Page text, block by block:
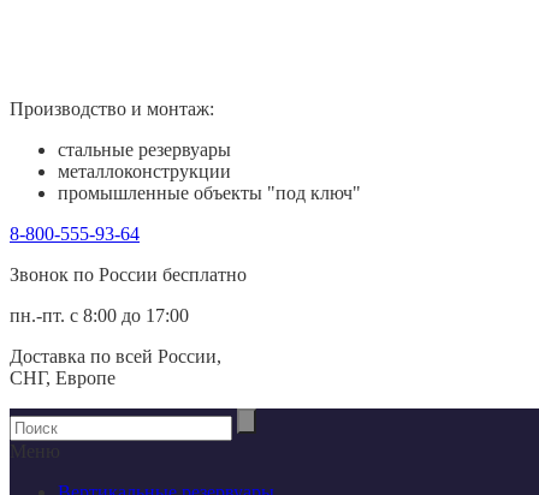
Производство и монтаж:
стальные резервуары
металлоконструкции
промышленные объекты "под ключ"
8-800-555-93-64
Звонок по России беcплатно
пн.-пт. с 8:00 до 17:00
Доставка по всей России,
СНГ, Европе